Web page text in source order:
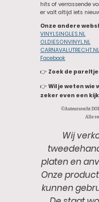
hits of verrassende
er valt altijd iets
Onze andere
VINYLSINGLES.NL
OLDIESONVINYL.NL
CARNAVALUTRECHT.NL
Facebook
👉 Zoek de
👉 Wil je weten wie
zeker even een
©Auteursrecht
Alle
Wij
platen en
Onze
kunnen